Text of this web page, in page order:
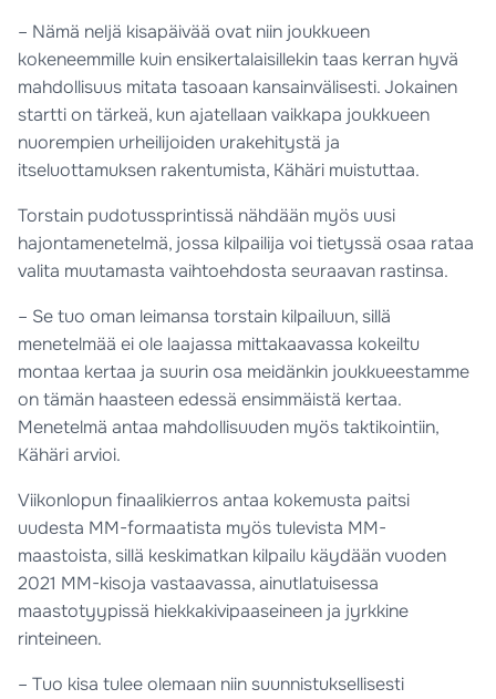
– Nämä neljä kisapäivää ovat niin joukkueen
kokeneemmille kuin ensikertalaisillekin taas kerran hyvä
mahdollisuus mitata tasoaan kansainvälisesti. Jokainen
startti on tärkeä, kun ajatellaan vaikkapa joukkueen
nuorempien urheilijoiden urakehitystä ja
itseluottamuksen rakentumista, Kähäri muistuttaa.
Torstain pudotussprintissä nähdään myös uusi
hajontamenetelmä, jossa kilpailija voi tietyssä osaa rataa
valita muutamasta vaihtoehdosta seuraavan rastinsa.
– Se tuo oman leimansa torstain kilpailuun, sillä
menetelmää ei ole laajassa mittakaavassa kokeiltu
montaa kertaa ja suurin osa meidänkin joukkueestamme
on tämän haasteen edessä ensimmäistä kertaa.
Menetelmä antaa mahdollisuuden myös taktikointiin,
Kähäri arvioi.
Viikonlopun finaalikierros antaa kokemusta paitsi
uudesta MM-formaatista myös tulevista MM-
maastoista, sillä keskimatkan kilpailu käydään vuoden
2021 MM-kisoja vastaavassa, ainutlatuisessa
maastotyypissä hiekkakivipaaseineen ja jyrkkine
rinteineen.
– Tuo kisa tulee olemaan niin suunnistuksellisesti